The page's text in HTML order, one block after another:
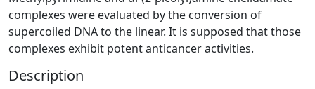
complexes were evaluated by the conversion of
supercoiled DNA to the linear. It is supposed that those
complexes exhibit potent anticancer activities.
Description